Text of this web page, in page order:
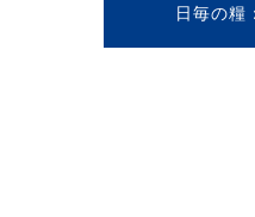
日毎の糧